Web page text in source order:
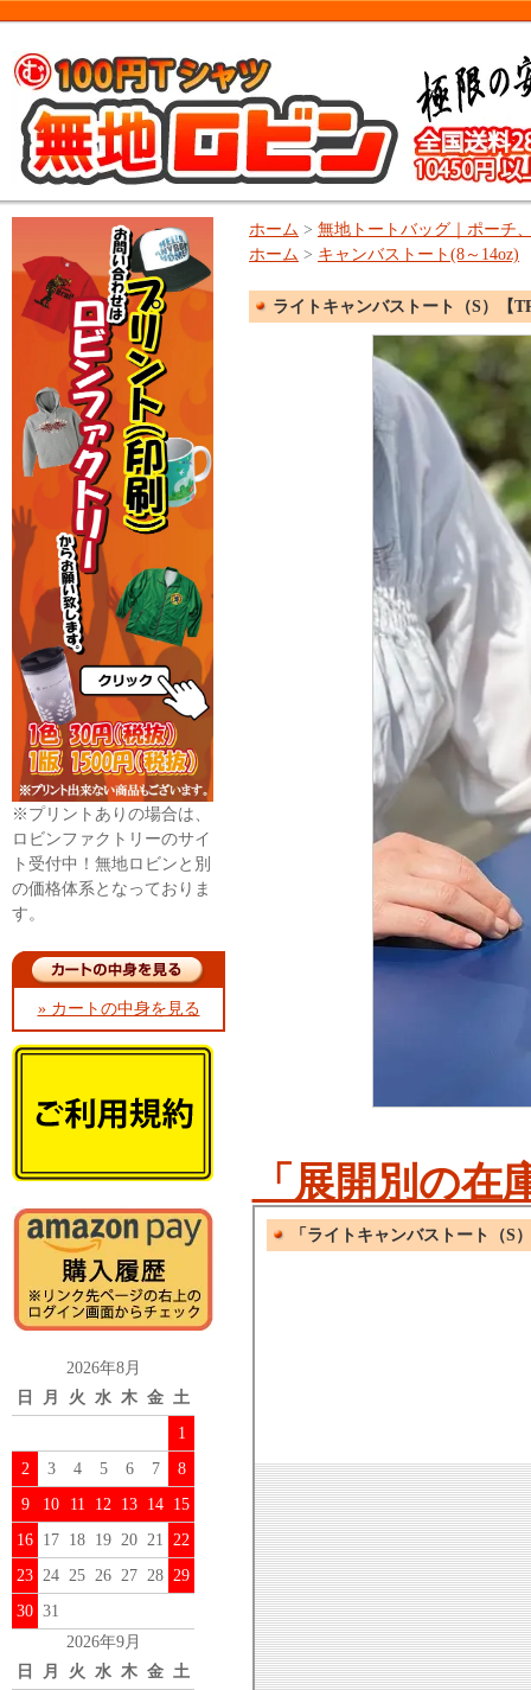
※プリントありの場合は、
ロビンファクトリーのサイ
ト受付中！無地ロビンと別
の価格体系となっておりま
す。
» カートの中身を見る
2026年8月
日
月 火 水 木 金 土
1
2
3 4 5 6 7
8
9
10 11 12 13 14 15
16 17 18 19 20 21 22
23 24 25 26 27 28 29
30 31
2026年9月
日
月 火 水 木 金 土
ホーム > 無地トートバッグ｜ポーチ
ホーム > キャンバストート(8～14oz)
ライトキャンバストート（S）【
「展開別の在